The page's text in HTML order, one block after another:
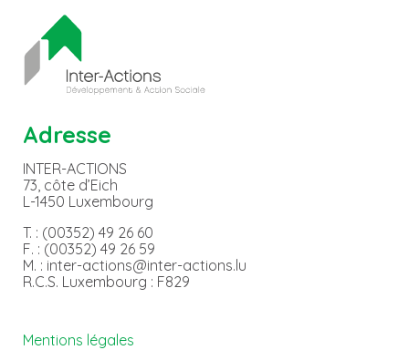
Adresse
INTER-ACTIONS
73, côte d’Eich
L-1450 Luxembourg
T. : (00352) 49 26 60
F. : (00352) 49 26 59
M. : inter-actions@inter-actions.lu
R.C.S. Luxembourg : F829
Mentions légales